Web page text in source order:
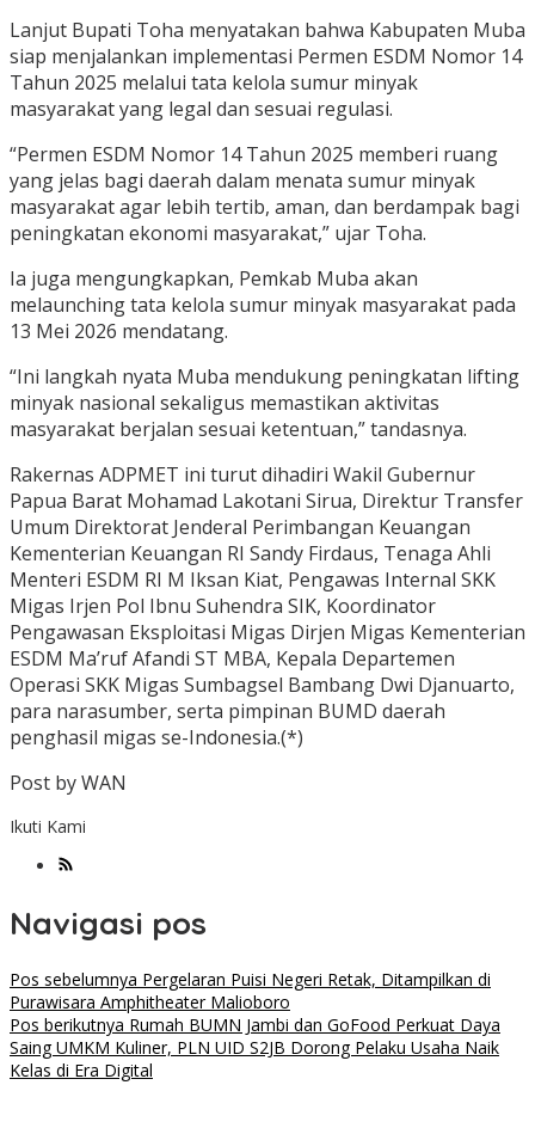
Lanjut Bupati Toha menyatakan bahwa Kabupaten Muba
siap menjalankan implementasi Permen ESDM Nomor 14
Tahun 2025 melalui tata kelola sumur minyak
masyarakat yang legal dan sesuai regulasi.
“Permen ESDM Nomor 14 Tahun 2025 memberi ruang
yang jelas bagi daerah dalam menata sumur minyak
masyarakat agar lebih tertib, aman, dan berdampak bagi
peningkatan ekonomi masyarakat,” ujar Toha.
Ia juga mengungkapkan, Pemkab Muba akan
melaunching tata kelola sumur minyak masyarakat pada
13 Mei 2026 mendatang.
“Ini langkah nyata Muba mendukung peningkatan lifting
minyak nasional sekaligus memastikan aktivitas
masyarakat berjalan sesuai ketentuan,” tandasnya.
Rakernas ADPMET ini turut dihadiri Wakil Gubernur
Papua Barat Mohamad Lakotani Sirua, Direktur Transfer
Umum Direktorat Jenderal Perimbangan Keuangan
Kementerian Keuangan RI Sandy Firdaus, Tenaga Ahli
Menteri ESDM RI M Iksan Kiat, Pengawas Internal SKK
Migas Irjen Pol Ibnu Suhendra SIK, Koordinator
Pengawasan Eksploitasi Migas Dirjen Migas Kementerian
ESDM Ma’ruf Afandi ST MBA, Kepala Departemen
Operasi SKK Migas Sumbagsel Bambang Dwi Djanuarto,
para narasumber, serta pimpinan BUMD daerah
penghasil migas se-Indonesia.(*)
Post by WAN
Ikuti Kami
Navigasi pos
Pos sebelumnya Pergelaran Puisi Negeri Retak, Ditampilkan di
Purawisara Amphitheater Malioboro
Pos berikutnya Rumah BUMN Jambi dan GoFood Perkuat Daya
Saing UMKM Kuliner, PLN UID S2JB Dorong Pelaku Usaha Naik
Kelas di Era Digital